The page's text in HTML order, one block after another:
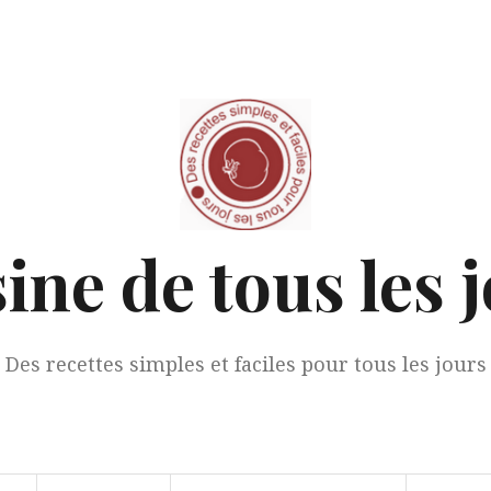
de tous les
Des recettes simples et faciles pour tous les jours